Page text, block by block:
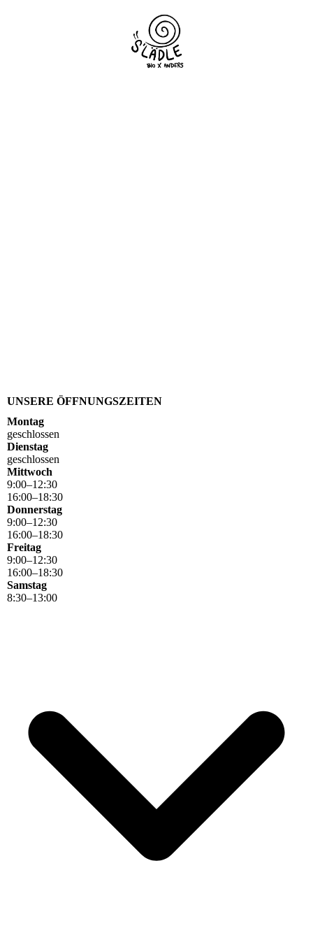
UNSERE ÖFFNUNGSZEITEN
Montag
geschlossen
Dienstag
geschlossen
Mittwoch
9:00–12:30
16:00–18:30
Donnerstag
9:00–12:30
16:00–18:30
Freitag
9:00–12:30
16:00–18:30
Samstag
8:30–13:00